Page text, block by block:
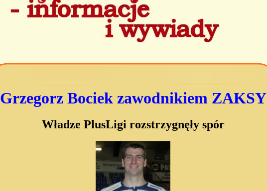
Grzegorz Bociek zawodnikiem ZAKSY
Władze PlusLigi rozstrzygnęły spór